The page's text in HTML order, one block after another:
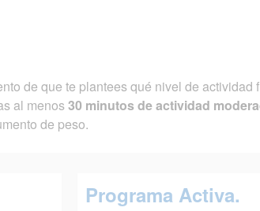
de que te plantees qué nivel de
al menos30 minutos de actividad
de peso.
Programa Activa.